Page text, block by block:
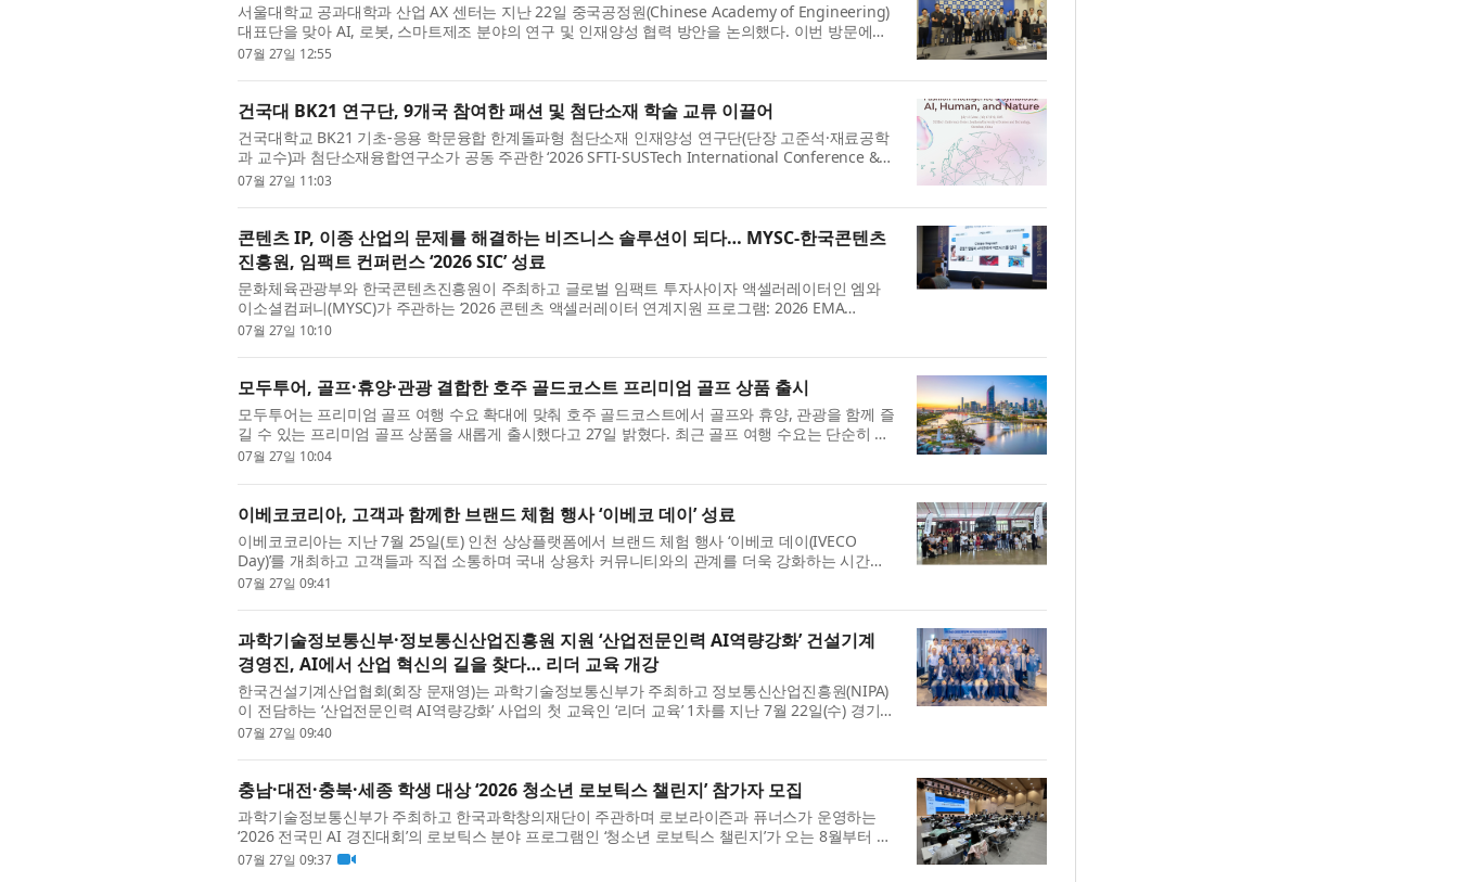
서울대학교 공과대학과 산업 AX 센터는 지난 22일 중국공정원(Chinese Academy of Engineering)
대표단을 맞아 AI, 로봇, 스마트제조 분야의 연구 및 인재양성 협력 방안을 논의했다. 이번 방문에는
중국공정원 원사이자 동북대학교 부총장인 당리신(唐立新) 교수를 ...
07월 27일 12:55
건국대 BK21 연구단, 9개국 참여한 패션 및 첨단소재 학술 교류 이끌어
건국대학교 BK21 기초-응용 학문융합 한계돌파형 첨단소재 인재양성 연구단(단장 고준석·재료공학
과 교수)과 첨단소재융합연구소가 공동 주관한 ‘2026 SFTI-SUSTech International Conference &
Invited Exhibition’이 7월 13일부터 17일까지 중국 선전 남방과학기술...
07월 27일 11:03
콘텐츠 IP, 이종 산업의 문제를 해결하는 비즈니스 솔루션이 되다… MYSC-한국콘텐츠
진흥원, 임팩트 컨퍼런스 ‘2026 SIC’ 성료
문화체육관광부와 한국콘텐츠진흥원이 주최하고 글로벌 임팩트 투자사이자 액셀러레이터인 엠와
이소셜컴퍼니(MYSC)가 주관하는 ‘2026 콘텐츠 액셀러레이터 연계지원 프로그램: 2026 EMA
Content GROW+’와 임팩트 컨퍼런스 ‘2026 SIC Cross-Impact’가 지난 7월 9일 서...
07월 27일 10:10
모두투어, 골프·휴양·관광 결합한 호주 골드코스트 프리미엄 골프 상품 출시
모두투어는 프리미엄 골프 여행 수요 확대에 맞춰 호주 골드코스트에서 골프와 휴양, 관광을 함께 즐
길 수 있는 프리미엄 골프 상품을 새롭게 출시했다고 27일 밝혔다. 최근 골프 여행 수요는 단순히 라
운드 횟수나 가격만을 기준으로 선택하기보다 숙소 수준, 이동 ...
07월 27일 10:04
이베코코리아, 고객과 함께한 브랜드 체험 행사 ‘이베코 데이’ 성료
이베코코리아는 지난 7월 25일(토) 인천 상상플랫폼에서 브랜드 체험 행사 ‘이베코 데이(IVECO
Day)’를 개최하고 고객들과 직접 소통하며 국내 상용차 커뮤니티와의 관계를 더욱 강화하는 시간을
가졌다. 이번 행사는 국내 시장에 출시된 올 뉴 S-Way를 선보이는 동...
07월 27일 09:41
과학기술정보통신부·정보통신산업진흥원 지원 ‘산업전문인력 AI역량강화’ 건설기계
경영진, AI에서 산업 혁신의 길을 찾다… 리더 교육 개강
한국건설기계산업협회(회장 문재영)는 과학기술정보통신부가 주최하고 정보통신산업진흥원(NIPA)
이 전담하는 ‘산업전문인력 AI역량강화’ 사업의 첫 교육인 ‘리더 교육’ 1차를 지난 7월 22일(수) 경기
성남시 서울판교그래비티호텔에서 개최했다고 밝혔다. 건설기계업...
07월 27일 09:40
충남·대전·충북·세종 학생 대상 ‘2026 청소년 로보틱스 챌린지’ 참가자 모집
과학기술정보통신부가 주최하고 한국과학창의재단이 주관하며 로보라이즌과 퓨너스가 운영하는
‘2026 전국민 AI 경진대회’의 로보틱스 분야 프로그램인 ‘청소년 로보틱스 챌린지’가 오는 8월부터 세
종·충주·천안에서 호서권 예선을 개최하고 참가 학생을 모집한다. ...
07월 27일 09:37